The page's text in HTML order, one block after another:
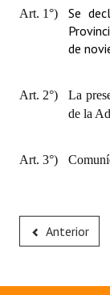
Art. 1°)
Se
de
Art. 2°)
La
de la
Art. 3°)
Anterior